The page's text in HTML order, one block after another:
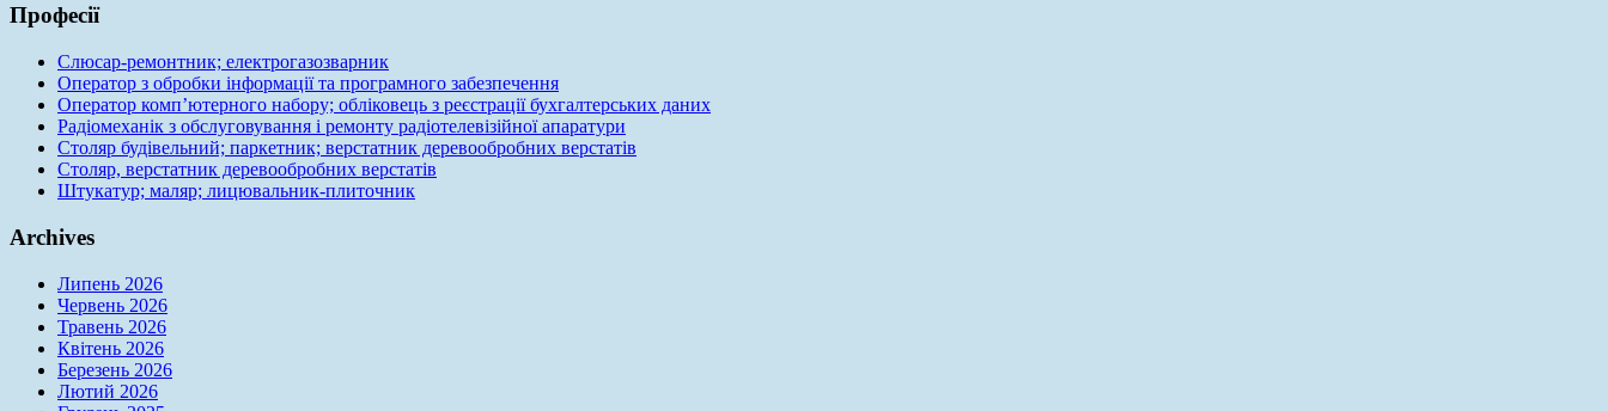
Професії
Слюсар-ремонтник; електрогазозварник
Оператор з обробки інформації та програмного забезпечення
Оператор комп’ютерного набору; обліковець з реєстрації бухгалтерських даних
Радіомеханік з обслуговування і ремонту радіотелевізійної апаратури
Столяр будівельний; паркетник; верстатник деревообробних верстатів
Столяр, верстатник деревообробних верстатів
Штукатур; маляр; лицювальник-плиточник
Archives
Липень 2026
Червень 2026
Травень 2026
Квітень 2026
Березень 2026
Лютий 2026